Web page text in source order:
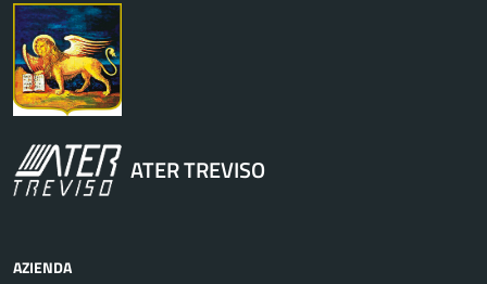
Regione Veneto
ATER TREVISO
AZIENDA